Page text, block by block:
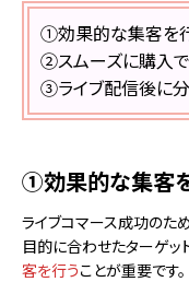
①効果的な集客を
②スムーズに購入
③ライブ配信後に
①効果的な集客
ライブコマース成功のた
目的に合わせたターゲッ
客を行うことが重要です。